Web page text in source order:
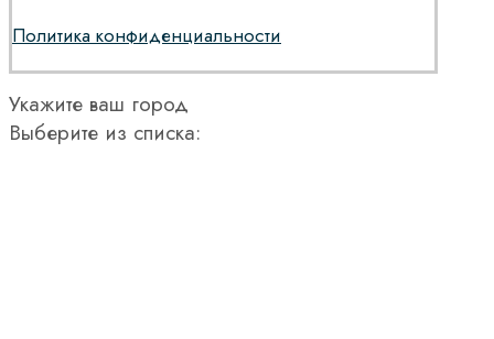
Политика конфиденциальности
Укажите ваш город
Выберите из списка: